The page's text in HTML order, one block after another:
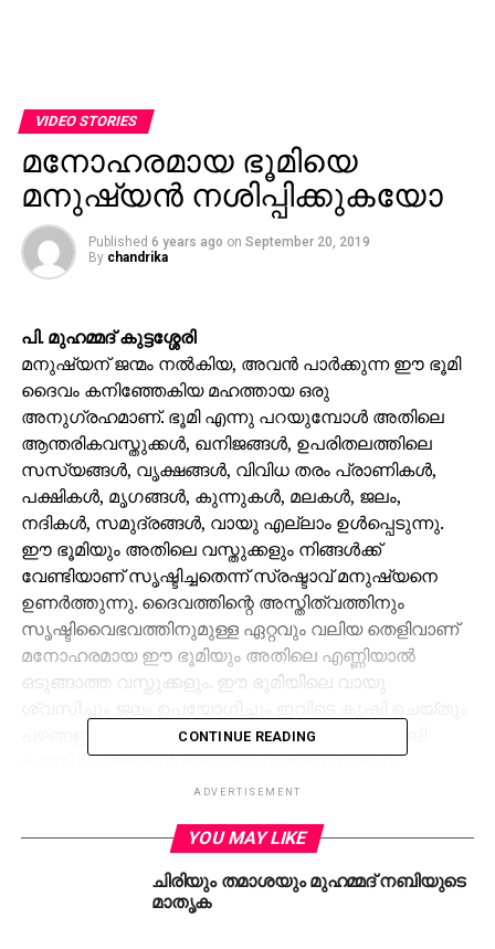
VIDEO STORIES
മനോഹരമായ ഭൂമിയെ
മനുഷ്യന്‍ നശിപ്പിക്കുകയോ
Published 6 years ago on September 20, 2019
By chandrika
പി. മുഹമ്മദ് കുട്ടശ്ശേരി
മനുഷ്യന് ജന്മം നല്‍കിയ, അവന്‍ പാര്‍ക്കുന്ന ഈ ഭൂമി
ദൈവം കനിഞ്ഞേകിയ മഹത്തായ ഒരു
അനുഗ്രഹമാണ്. ഭൂമി എന്നു പറയുമ്പോള്‍ അതിലെ
ആന്തരികവസ്തുക്കള്‍, ഖനിജങ്ങള്‍, ഉപരിതലത്തിലെ
സസ്യങ്ങള്‍, വൃക്ഷങ്ങള്‍, വിവിധ തരം പ്രാണികള്‍,
പക്ഷികള്‍, മൃഗങ്ങള്‍, കുന്നുകള്‍, മലകള്‍, ജലം,
നദികള്‍, സമുദ്രങ്ങള്‍, വായു എല്ലാം ഉള്‍പ്പെടുന്നു.
ഈ ഭൂമിയും അതിലെ വസ്തുക്കളും നിങ്ങള്‍ക്ക്
വേണ്ടിയാണ് സൃഷ്ടിച്ചതെന്ന് സ്രഷ്ടാവ് മനുഷ്യനെ
ഉണര്‍ത്തുന്നു. ദൈവത്തിന്റെ അസ്തിത്വത്തിനും
സൃഷ്ടിവൈഭവത്തിനുമുള്ള ഏറ്റവും വലിയ തെളിവാണ്
മനോഹരമായ ഈ ഭൂമിയും അതിലെ എണ്ണിയാല്‍
ഒടുങ്ങാത്ത വസ്തുക്കളും. ഈ ഭൂമിയിലെ വായു
പഴങ്ങളും ഉല്‍പ്പന്നങ്ങളും തിന്നും സൃഷ്ടാവിന് നന്ദി
കാണിച്ചും അവന്റെ ആജ്ഞകള്‍ അനുസരിച്ചും
ജീവിക്കുകയാണ് മനുഷ്യന്റെ കടമ.
വേണ്ടി ഈ ഭൂമിയെ അതില ജലം, കുന്നുകള്‍ മലകള്‍,
വനങ്ങള്‍, വൃക്ഷങ്ങള്‍,ജീവികള്‍ എന്നിവയെ തെറ്റായി
കൈകാര്യം ചെയ്യുക വഴി വമ്പിച്ച നാശത്തിലേക്കാണ്
ഭൂലോകത്തെ നയിക്കുന്നത്. വെള്ളപ്പൊക്കം, മലയിടിച്ചല്‍,
CONTINUE READING
ADVERTISEMENT
YOU MAY LIKE
ചിരിയും തമാശയും മുഹമ്മദ് നബിയുടെ
മാതൃക